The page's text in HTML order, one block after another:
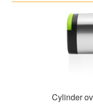
Cylinder